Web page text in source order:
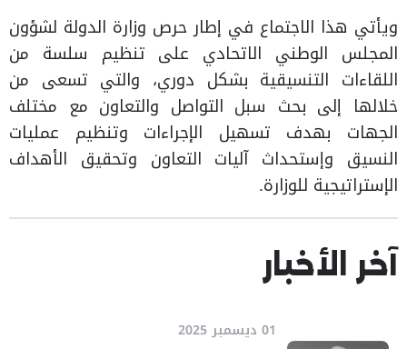
ويأتي هذا الاجتماع في إطار حرص وزارة الدولة لشؤون
المجلس الوطني الاتحادي على تنظيم سلسة من
اللقاءات التنسيقية بشكل دوري، والتي تسعى من
خلالها إلى بحث سبل التواصل والتعاون مع مختلف
الجهات بهدف تسهيل الإجراءات وتنظيم عمليات
النسيق وإستحداث آليات التعاون وتحقيق الأهداف
الإستراتيجية للوزارة.
آخر الأخبار
01 ديسمبر 2025